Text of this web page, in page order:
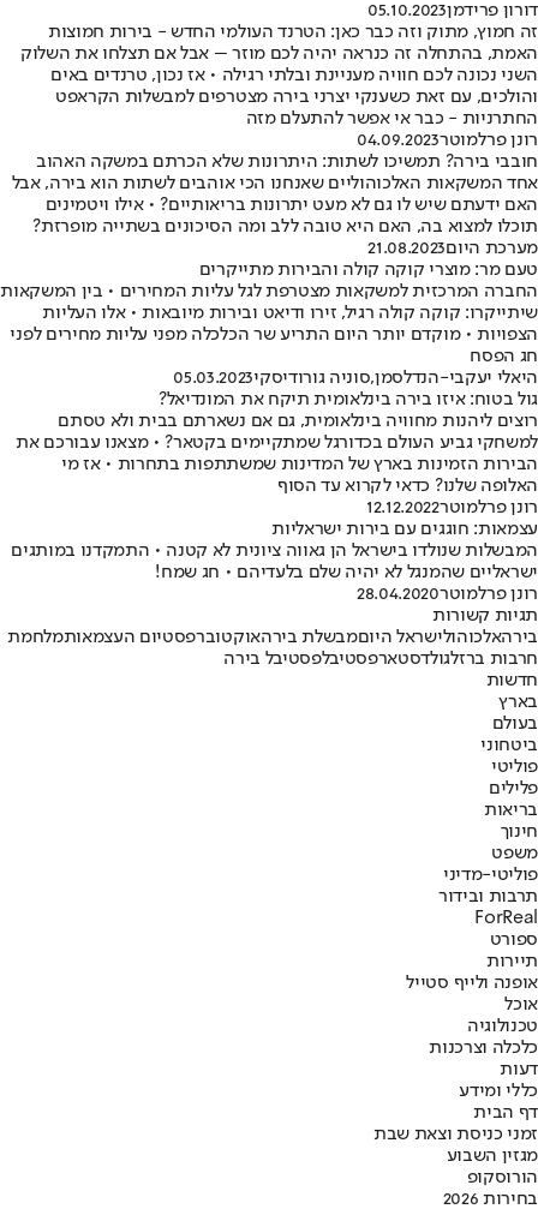
דורון פרידמן05.10.2023
זה חמוץ, מתוק וזה כבר כאן: הטרנד העולמי החדש - בירות חמוצות
האמת, בהתחלה זה כנראה יהיה לכם מוזר – אבל אם תצלחו את השלוק
השני נכונה לכם חוויה מעניינת ובלתי רגילה • אז נכון, טרנדים באים
והולכים, עם זאת כשענקי יצרני בירה מצטרפים למבשלות הקראפט
החתרניות - כבר אי אפשר להתעלם מזה
רונן פרלמוטר04.09.2023
חובבי בירה? תמשיכו לשתות: היתרונות שלא הכרתם במשקה האהוב
אחד המשקאות האלכוהוליים שאנחנו הכי אוהבים לשתות הוא בירה, אבל
האם ידעתם שיש לו גם לא מעט יתרונות בריאותיים? • אילו ויטמינים
תוכלו למצוא בה, האם היא טובה ללב ומה הסיכונים בשתייה מופרזת?
מערכת היום21.08.2023
טעם מר: מוצרי קוקה קולה והבירות מתייקרים
החברה המרכזית למשקאות מצטרפת לגל עליות המחירים • בין המשקאות
שיתייקרו: קוקה קולה רגיל, זירו ודיאט ובירות מיובאות • אלו העליות
הצפויות • מוקדם יותר היום התריע שר הכלכלה מפני עליות מחירים לפני
חג הפסח
היאלי יעקבי-הנדלסמן,סוניה גורודיסקי05.03.2023
גול בטוח: איזו בירה בינלאומית תיקח את המונדיאל?
רוצים ליהנות מחוויה בינלאומית, גם אם נשארתם בבית ולא טסתם
למשחקי גביע העולם בכדורגל שמתקיימים בקטאר? • מצאנו עבורכם את
הבירות הזמינות בארץ של המדינות שמשתתפות בתחרות • אז מי
האלופה שלנו? כדאי לקרוא עד הסוף
רונן פרלמוטר12.12.2022
עצמאות: חוגגים עם בירות ישראליות
המבשלות שנולדו בישראל הן גאווה ציונית לא קטנה • התמקדנו במותגים
ישראליים שהמנגל לא יהיה שלם בלעדיהם • חג שמח!
רונן פרלמוטר28.04.2020
תגיות קשורות
בירהאלכוהולישראל היוםמבשלת בירהאוקטוברפסטיום העצמאותמלחמת
חרבות ברזלגולדסטארפסטיבלפסטיבל בירה
חדשות
בארץ
בעולם
ביטחוני
פוליטי
פלילים
בריאות
חינוך
משפט
פוליטי-מדיני
תרבות ובידור
ForReal
ספורט
תיירות
אופנה ולייף סטייל
אוכל
טכנולוגיה
כלכלה וצרכנות
דעות
כללי ומידע
דף הבית
זמני כניסת וצאת שבת
מגזין השבוע
הורוסקופ
בחירות 2026